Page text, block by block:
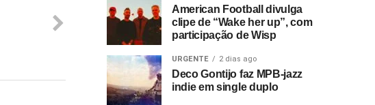
American Football divulga
clipe de “Wake her up”, com
participação de Wisp
URGENTE 2 dias ago
Deco Gontijo faz MPB-jazz
indie em single duplo